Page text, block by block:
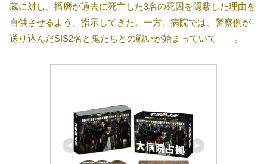
蔵に対し、播磨が過去に死亡した3名の死因を隠蔽した理由を
自供させるよう、指示してきた。一方、病院では、警察側が
送り込んだSIS2名と鬼たちとの戦いが始まっていて――。